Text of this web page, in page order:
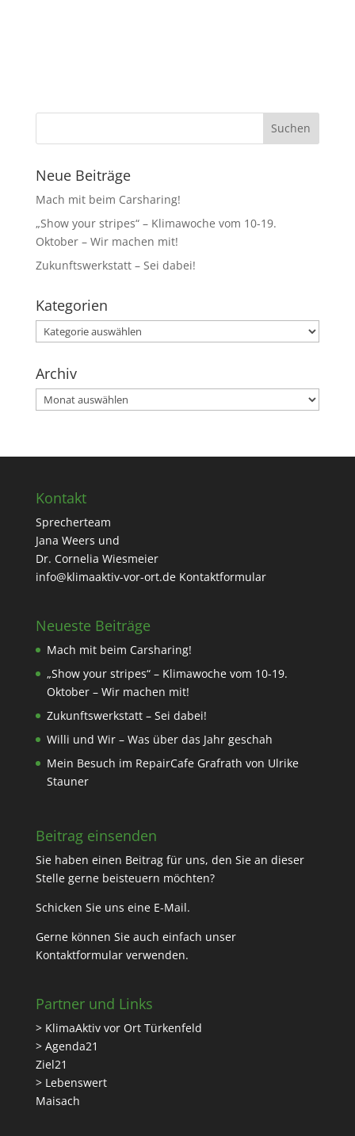
Neue Beiträge
Mach mit beim Carsharing!
„Show your stripes“ – Klimawoche vom 10-19.
Oktober – Wir machen mit!
Zukunftswerkstatt – Sei dabei!
Kategorien
Kategorien
Archiv
Archiv
Kontakt
Sprecherteam
Jana Weers und
Dr. Cornelia Wiesmeier
info@klimaaktiv-vor-ort.de Kontaktformular
Neueste Beiträge
Mach mit beim Carsharing!
„Show your stripes“ – Klimawoche vom 10-19.
Oktober – Wir machen mit!
Zukunftswerkstatt – Sei dabei!
Willi und Wir – Was über das Jahr geschah
Mein Besuch im RepairCafe Grafrath von Ulrike
Stauner
Beitrag einsenden
Sie haben einen Beitrag für uns, den Sie an dieser
Stelle gerne beisteuern möchten?
Schicken Sie uns eine E-Mail.
Gerne können Sie auch einfach unser
Kontaktformularverwenden.
Partner und Links
> KlimaAktiv vor Ort Türkenfeld
> Agenda21
Ziel21
> Lebenswert
Maisach